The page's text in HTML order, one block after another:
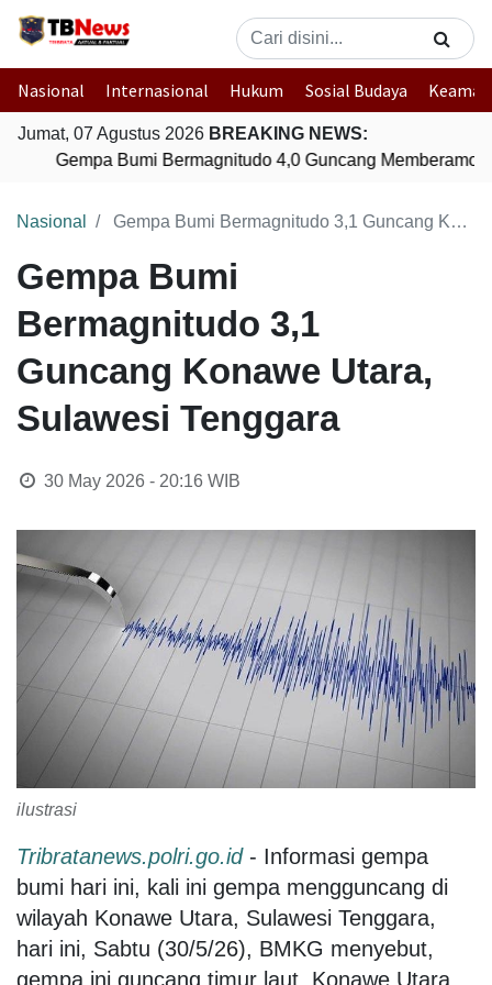
Nasional Internasional Hukum Sosial Budaya
Jumat, 07 Agustus 2026 BREAKING NEWS:
Gempa Bumi Bermagnitudo 4,0 Guncang Memberamo
Nasional Gempa Bumi Bermagnitudo 3,1 Guncang Konawe Utara, Sulawesi Tenggara
Gempa Bumi
Bermagnitudo 3,1
Guncang Konawe Utara,
Sulawesi Tenggara
30 May 2026 - 20:16WIB
ilustrasi
Tribratanews.polri.go.id- Informasi gempa
bumi hari ini, kali ini gempa mengguncang di
wilayah Konawe Utara, Sulawesi Tenggara,
hari ini, Sabtu (30/5/26), BMKG menyebut,
gempa ini guncang timur laut, Konawe Utara,